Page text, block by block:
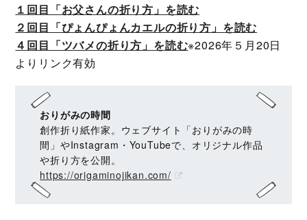
１回目「お父さんの折り方」を読む
２回目「ぴょんぴょんカエルの折り方」を読む
４回目「ツバメの折り方」を読む※2026年５月20日
よりリンク有効
おりがみの時間
創作折り紙作家。ウェブサイト「おりがみの時
間」やInstagram・YouTubeで、オリジナル作品
や折り方を公開。
https://origaminojikan.com/